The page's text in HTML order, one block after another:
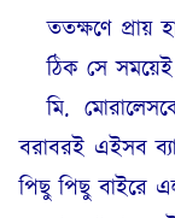
ততক্ষণে প্রায়
ঠিক সে
মি.
বরাবরই এইসব
পিছু পিছু বাইরে